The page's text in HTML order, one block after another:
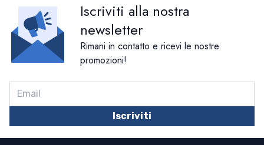
Iscriviti alla nostra
newsletter
Rimani in contatto e ricevi le nostre
promozioni!
Iscriviti